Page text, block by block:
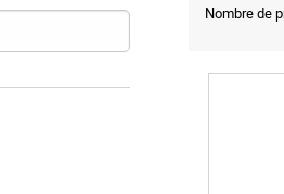
Nombre de